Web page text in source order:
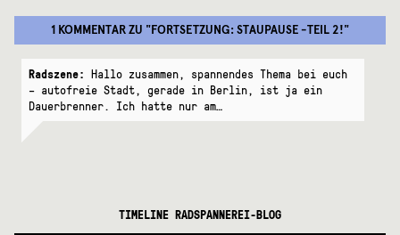
1 KOMMENTARZU "FORTSETZUNG: STAUPAUSE -TEIL 2!"
Radszene: Hallo zusammen, spannendes Thema bei euch
– autofreie Stadt, gerade in Berlin, ist ja ein
Dauerbrenner. Ich hatte nur am…
TIMELINE RADSPANNEREI-BLOG